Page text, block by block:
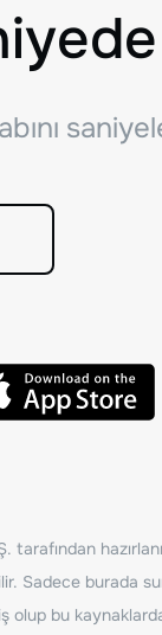
Sadece burada
olup bu